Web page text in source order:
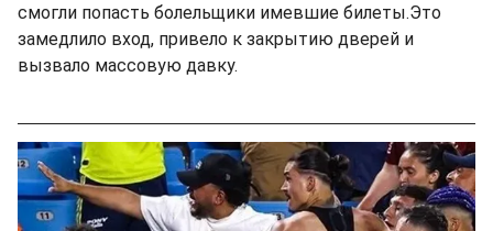
смогли попасть болельщики имевшие билеты.Это
замедлило вход, привело к закрытию дверей и
вызвало массовую давку.